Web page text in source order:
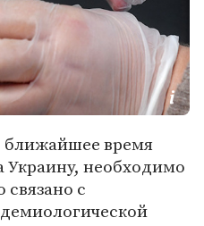
ближайшее время
Украину, необходимо
связано с